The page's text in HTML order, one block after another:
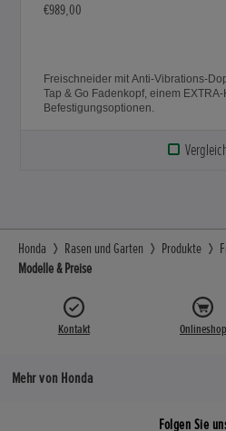
€989,00
Freischneider mit Anti-Vibrations-
Tap & Go Fadenkopf, einem
Befestigungsoptionen.
Honda Rasen und Garten Produkte
Modelle & Preise
Kontakt Onlineshop
Mehr von Honda
Folgen Sie